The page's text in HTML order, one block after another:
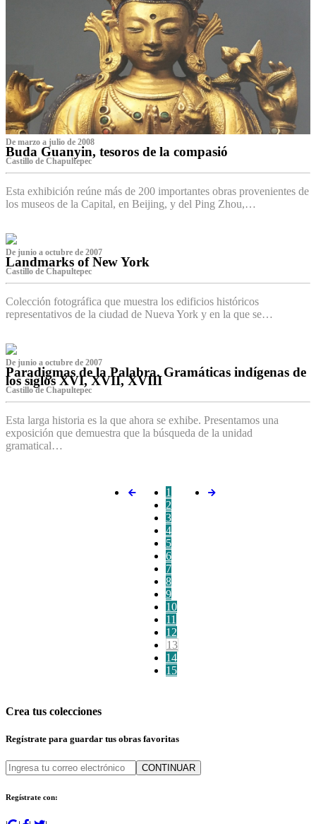
De marzo a julio de 2008
Buda Guanyin, tesoros de la compasió
Castillo de Chapultepec
Esta exhibición reúne más de 200 importantes obras provenientes de
los museos de la Capital, en Beijing, y del Ping Zhou,…
De junio a octubre de 2007
Landmarks of New York
Castillo de Chapultepec
Colección fotográfica que muestra los edificios históricos
representativos de la ciudad de Nueva York y en la que se…
De junio a octubre de 2007
Paradigmas de la Palabra. Gramáticas indígenas de
los siglos XVI, XVII, XVIII
Castillo de Chapultepec
Esta larga historia es la que ahora se exhibe. Presentamos una
exposición que demuestra que la búsqueda de la unidad
gramatical…
1
2
3
4
5
6
7
8
9
10
11
12
13
14
15
Crea tus colecciones
Regístrate para guardar tus obras favoritas
CONTINUAR
Regístrate con: